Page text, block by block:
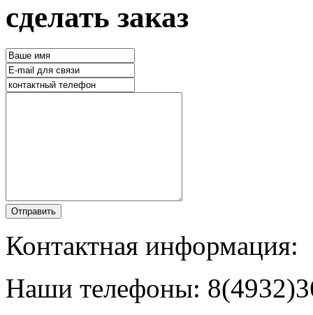
сделать заказ
Отправить
Контактная информация:
Наши телефоны: